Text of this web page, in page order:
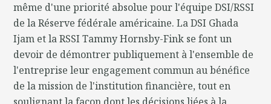
même d'une priorité absolue pour l'équipe DSI/RSSI
de la Réserve fédérale américaine. La DSI Ghada
Ijam et la RSSI Tammy Hornsby-Fink se font un
devoir de démontrer publiquement à l'ensemble de
l'entreprise leur engagement commun au bénéfice
de la mission de l'institution financière, tout en